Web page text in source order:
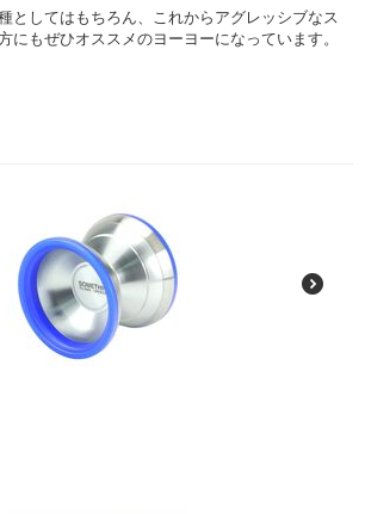
としてはもちろん、これからアグレッシブなス
にもぜひオススメのヨーヨーになっています。